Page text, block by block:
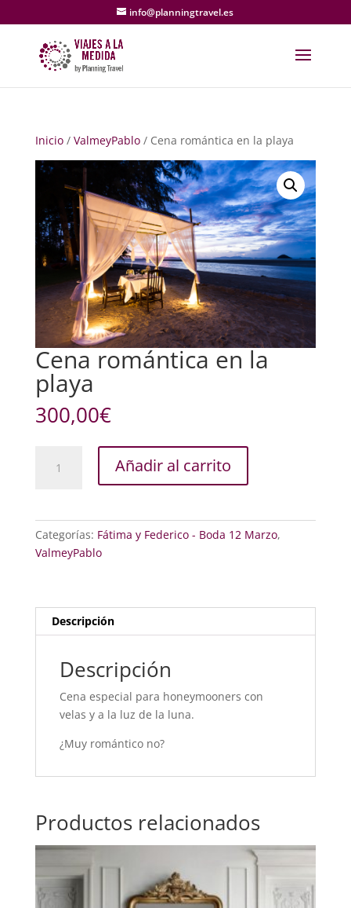
info@planningtravel.es
Inicio/ ValmeyPablo/ Cena romántica en la playa
Cena romántica en la
playa
300,00€
romántica
cantidad
Añadir al carrito
Categorías: Fátima y Federico - Boda 12 Marzo,
ValmeyPablo
Descripción
Descripción
Cena especial para honeymooners con
velas y a la luz de la luna.
¿Muy romántico no?
Productos relacionados